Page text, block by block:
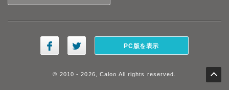
PC版を表示
© 2010 - 2026, Caloo All rights reserved.